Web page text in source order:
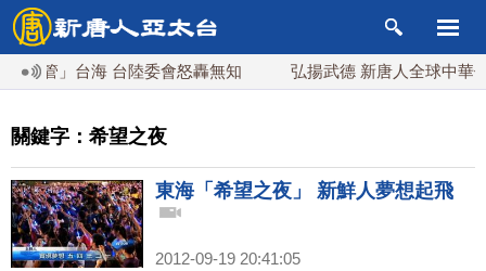
交管」台海 台陸委會怒轟無知 弘揚武德 新唐人全球中華傳
關鍵字：希望之夜
東海「希望之夜」 新鮮人夢想起飛
2012-09-19 20:41:05